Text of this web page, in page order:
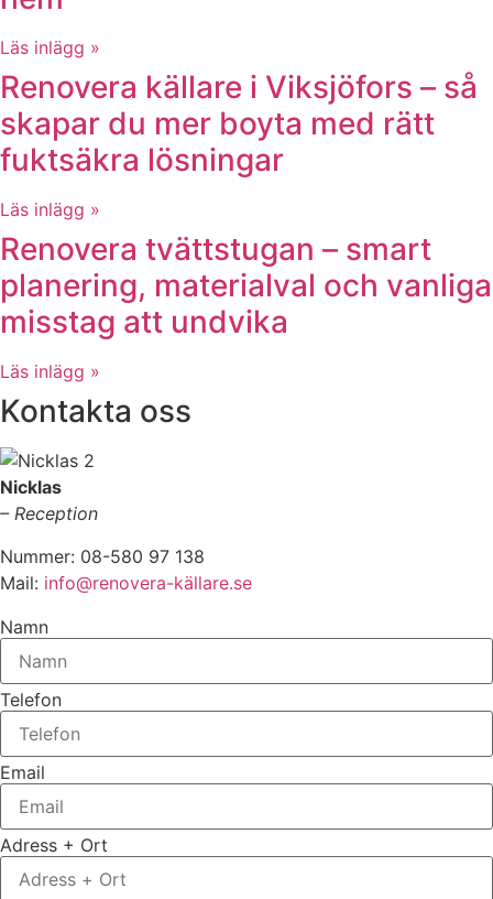
Läs inlägg »
Renovera källare i Viksjöfors – så
skapar du mer boyta med rätt
fuktsäkra lösningar
Läs inlägg »
Renovera tvättstugan – smart
planering, materialval och vanliga
misstag att undvika
Läs inlägg »
Kontakta oss
Nicklas
– Reception
Nummer: 08-580 97 138
Mail: info@renovera-källare.se
Namn
Telefon
Email
Adress + Ort